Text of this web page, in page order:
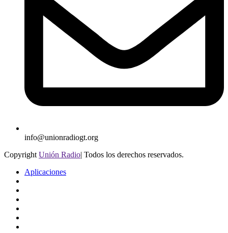
info@unionradiogt.org
Copyright Unión Radio| Todos los derechos reservados.
Aplicaciones